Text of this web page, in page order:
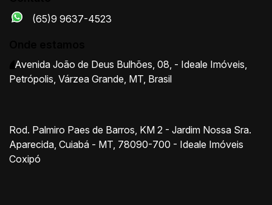
(65)9 9637-4523
Avenida João de Deus Bulhões 08 - Ideale Imóveis
Petrópolis Várzea Grande MT Brasil
Rod. Palmiro Paes de Barros, KM 2 - Jardim Nossa Sra.
Aparecida, Cuiabá - MT, 78090-700 - Ideale Imóveis
Coxipó